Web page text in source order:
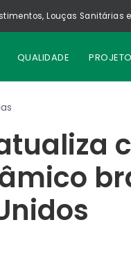
Louças Sanitárias
QUALIDADE